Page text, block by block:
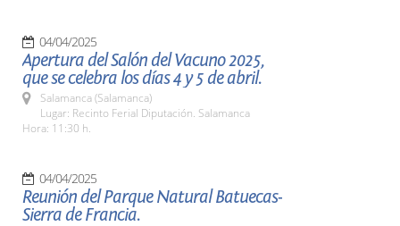
04/04/2025
Apertura del Salón del Vacuno 2025,
que se celebra los días 4 y 5 de abril.
Salamanca (Salamanca)
Lugar: Recinto Ferial Diputación. Salamanca
Hora: 11:30 h.
04/04/2025
Reunión del Parque Natural Batuecas-
Sierra de Francia.